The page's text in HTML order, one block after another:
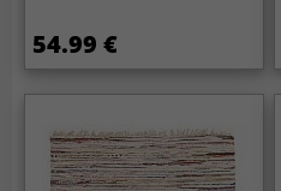
54.99 €